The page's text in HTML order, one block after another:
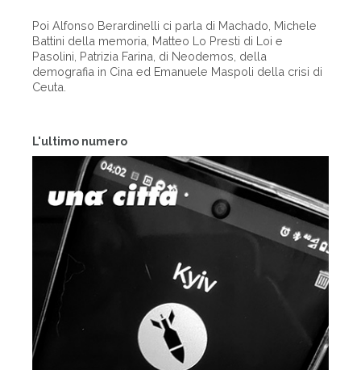
L'ultimo numero
Poi Alfonso Berardinelli ci parla di Machado, Michele
Battini della memoria, Matteo Lo Presti di Loi e
Pasolini, Patrizia Farina, di Neodemos, della
demografia in Cina ed Emanuele Maspoli della crisi di
Ceuta.